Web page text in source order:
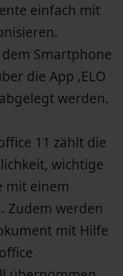
einfach mit
Smartphone
die App ‚ELO
werden.
11 zählt die
wichtige
mit einem
Zudem werden
mit Hilfe